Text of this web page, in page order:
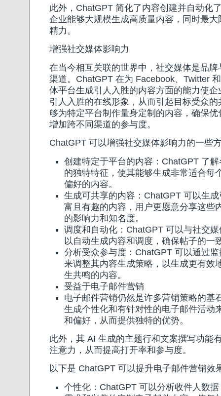
此外，ChatGPT 简化了内容创建并自动化
企业能够大规模生成高质量内容，同时最
精力。
增强社交媒体影响力
在当今相互关联的世界中，社交媒体是品
渠道。ChatGPT 在为 Facebook、Twitter
体平台生成引人入胜的内容方面的能力使
引人入胜的在线形象，从而引起目标受众
够为特定平台制作量身定制的内容，确保
增加跨不同渠道的参与度。
ChatGPT 可以增强社交媒体影响力的一些
创建特定于平台的内容：ChatGPT 了
的独特特征，使其能够生成非常适合每
偏好的内容。
生成可共享的内容：ChatGPT 可以生
富且有趣的内容，用户更愿意分享这些
的影响力和知名度。
调度和自动化：ChatGPT 可以与社交
以自动生成内容和调度，确保帖子的一
分析受众参与度：ChatGPT 可以通过
来调整其内容生成策略，以生成更有效
生共鸣的内容。
受益于电子邮件营销
电子邮件营销仍然是许多营销策略的基
生成个性化和有针对性的电子邮件活动
和偏好，从而提供独特的优势。
此外，其 AI 生成的主题行和文案撰写功能
注意力，从而提高打开率和参与度。
以下是 ChatGPT 可以提升电子邮件营销效
个性化：ChatGPT 可以分析收件人数